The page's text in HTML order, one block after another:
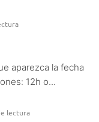
aparezca la fecha
12h o...
lectura